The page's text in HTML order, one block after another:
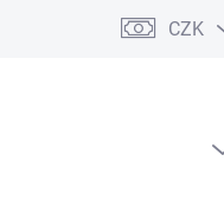
osobních údajů CZK